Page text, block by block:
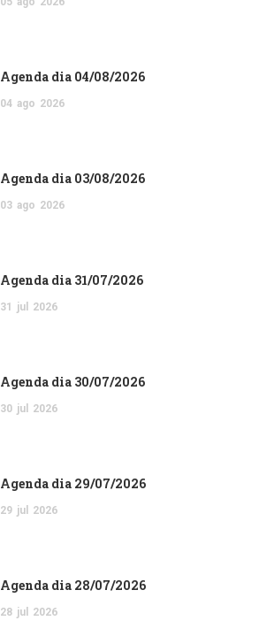
Agenda dia 04/08/2026
04 ago 2026
Agenda dia 03/08/2026
03 ago 2026
Agenda dia 31/07/2026
31 jul 2026
Agenda dia 30/07/2026
30 jul 2026
Agenda dia 29/07/2026
29 jul 2026
Agenda dia 28/07/2026
28 jul 2026